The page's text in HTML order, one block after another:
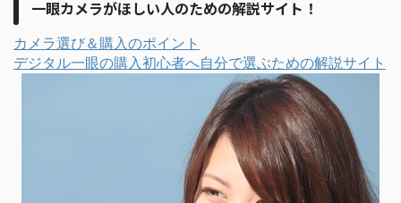
一眼カメラがほしい人のための解説サイト！
カメラ選び＆購入のポイント
デジタル一眼の購入初心者へ自分で選ぶための解説サイト